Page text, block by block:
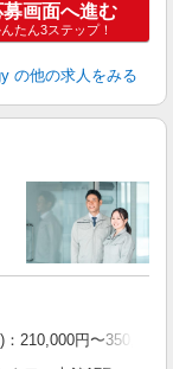
募画面へ進む
たん3ステップ！
の他の求人をみる
：210,000円〜